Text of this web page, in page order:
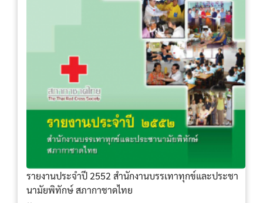
รายงานประจำปี 2552 สำนักงานบรรเทาทุกข์และประชา
นามัยพิทักษ์ สภากาชาดไทย